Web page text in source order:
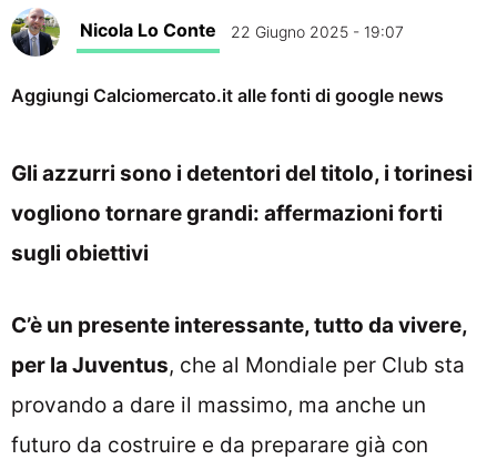
Nicola Lo Conte 22 Giugno 2025 - 19:07
Aggiungi Calciomercato.it alle fonti di google news
Gli azzurri sono i detentori del titolo, i torinesi
vogliono tornare grandi: affermazioni forti
sugli obiettivi
C’è un presente interessante, tutto da vivere,
per la Juventus, che al Mondiale per Club sta
provando a dare il massimo, ma anche un
futuro da costruire e da preparare già con